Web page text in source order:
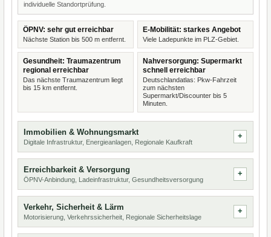
individuelle Standortprüfung.
ÖPNV: sehr gut erreichbar
Nächste Station bis 500 m entfernt.
E-Mobilität: starkes Angebot
Viele Ladepunkte im PLZ-Gebiet.
Gesundheit: Traumazentrum
regional erreichbar
Das nächste Traumazentrum liegt
bis 15 km entfernt.
Nahversorgung: Supermarkt
schnell erreichbar
Deutschlandatlas: Pkw-Fahrzeit
zum nächsten
Supermarkt/Discounter bis 5
Minuten.
Immobilien & Wohnungsmarkt
Digitale Infrastruktur, Energieanlagen, Regionale Kaufkraft
Erreichbarkeit & Versorgung
ÖPNV-Anbindung, Ladeinfrastruktur, Gesundheitsversorgung
Verkehr, Sicherheit & Lärm
Motorisierung, Verkehrssicherheit, Regionale Sicherheitslage